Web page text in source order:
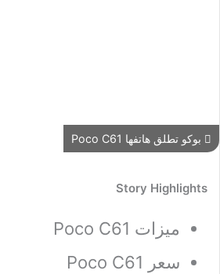
بوكو تطلق هاتفها Poco C61
Story Highlights
ميزات Poco C61
سعر Poco C61